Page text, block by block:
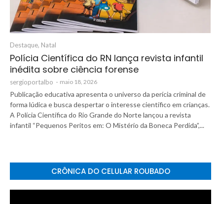
Destaque, Natal
Polícia Científica do RN lança revista infantil
inédita sobre ciência forense
sergioportalbo - maio 18, 2026
Publicação educativa apresenta o universo da perícia criminal de
forma lúdica e busca despertar o interesse científico em crianças.
A Polícia Científica do Rio Grande do Norte lançou a revista
infantil “Pequenos Peritos em: O Mistério da Boneca Perdida”,...
CRÔNICA DO CELULAR ROUBADO